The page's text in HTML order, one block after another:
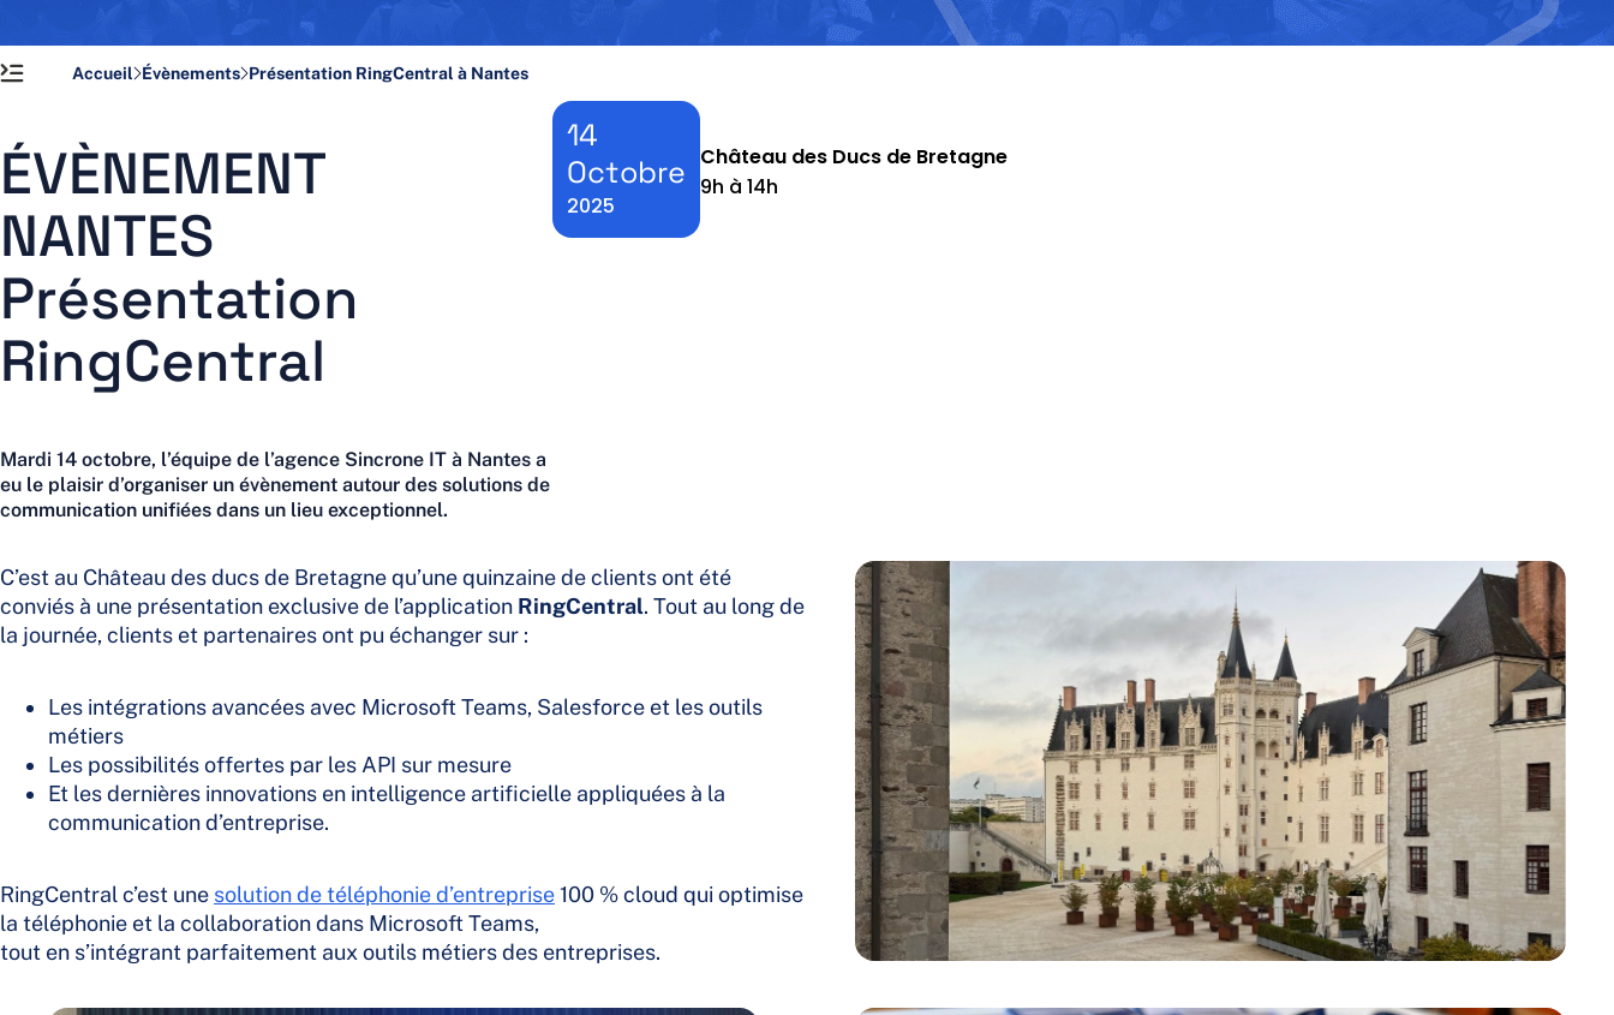
Support
Accueil Évènements Présentation RingCentral à Nantes
ÉVÈNEMENT
NANTES
Présentation
RingCentral
Mardi 14 octobre, l’équipe de l’agence Sincrone IT à Nantes a
eu le plaisir d’organiser un évènement autour des solutions de
communication unifiées dans un lieu exceptionnel.
14
Octobre
2025
Château des Ducs de Bretagne
9h à 14h
C’est au Château des ducs de Bretagne qu’une quinzaine de clients ont été
conviés à une présentation exclusive de l’application RingCentral. Tout au long de
la journée, clients et partenaires ont pu échanger sur :
Les intégrations avancées avec Microsoft Teams, Salesforce et les outils
métiers
Les possibilités offertes par les API sur mesure
Et les dernières innovations en intelligence artificielle appliquées à la
communication d’entreprise.
RingCentral c’est une solution de téléphonie d’entreprise100 % cloud qui optimise
la téléphonie et la collaboration dans Microsoft Teams,
tout en s’intégrant parfaitement aux outils métiers des entreprises.